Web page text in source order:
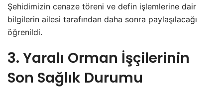
Şehidimizin cenaze töreni ve defin işlemlerine dair
bilgilerin ailesi tarafından daha sonra paylaşılacağı
öğrenildi.
3. Yaralı Orman İşçilerinin
Son Sağlık Durumu